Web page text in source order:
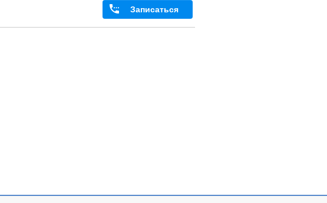
Записаться